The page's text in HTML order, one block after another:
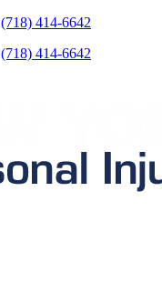
(718) 414-6642
(718) 414-6642